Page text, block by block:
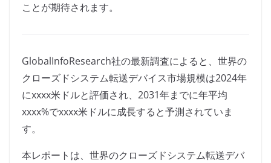
ことが期待されます。
GlobalInfoResearch社の最新調査によると、世界の
クローズドシステム転送デバイス市場規模は2024年
にxxxx米ドルと評価され、2031年までに年平均
xxxx%でxxxx米ドルに成長すると予測されていま
す。
本レポートは、世界のクローズドシステム転送デバ